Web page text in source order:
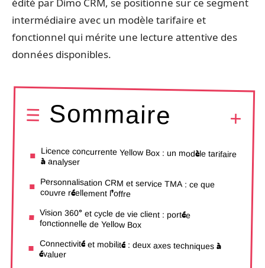
intermédiaire avec un modèle tarifaire et
fonctionnel qui mérite une lecture attentive des
données disponibles.
Sommaire
Licence concurrente Yellow Box : un modèle tarifaire
à analyser
Personnalisation CRM et service TMA : ce que
couvre réellement l’offre
Vision 360° et cycle de vie client : portée
fonctionnelle de Yellow Box
Connectivité et mobilité : deux axes techniques à
évaluer